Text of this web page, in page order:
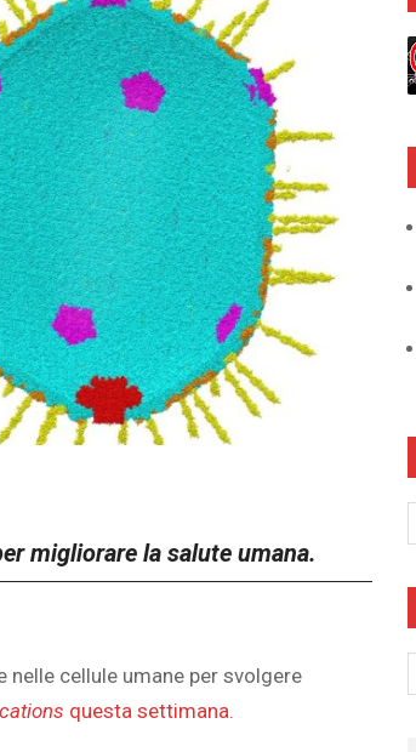
migliorare la salute umana.
cellule umane per svolgere
questa settimana.